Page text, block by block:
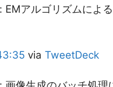
: EMアルゴリズムによ
via TweetDeck